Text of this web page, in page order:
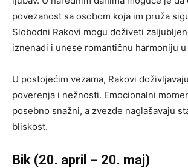
povezanost sa osobom koja im pruža
Slobodni Rakovi mogu doživeti
iznenadi i unese romantičnu harmoniju
U postojećim vezama, Rakovi
poverenja i nežnosti. Emocionalni
posebno snažni, a zvezde naglašavaju
bliskost.
Bik (20. april – 20. maj)